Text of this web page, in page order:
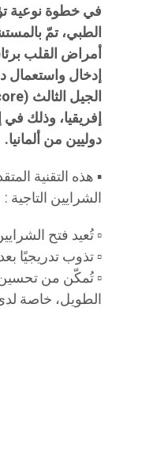
في خطوة نوعية
الطبي، تمّ
أمراض القلب
إدخال واستعمال
إفريقيا، وذلك
دوليين من ألمانيا.
▪️ هذه التقنية
الشرايين التاجية :
▫️ تُعيد فتح
▫️ تذوب تدريجيًا
▫️ تُمكّن من
الطويل، خاصة